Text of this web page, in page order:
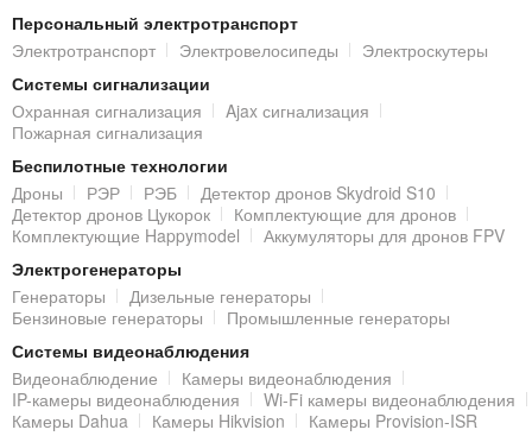
Персональный электротранспорт
Электротранспорт
Электровелосипеды
Электроскутеры
Системы сигнализации
Охранная сигнализация
Ajax сигнализация
Пожарная сигнализация
Беспилотные технологии
Дроны
РЭР РЭБ
Детектор дронов Skydroid S10
Детектор дронов Цукорок
Комплектующие для дронов
Комплектующие Happymodel
Аккумуляторы для дронов FPV
Электрогенераторы
Генераторы
Дизельные генераторы
Бензиновые генераторы
Промышленные генераторы
Системы видеонаблюдения
Видеонаблюдение
Камеры видеонаблюдения
IP-камеры видеонаблюдения
Wi-Fi камеры видеонаблюдения
Камеры Dahua
Камеры Hikvision Камеры Provision-ISR